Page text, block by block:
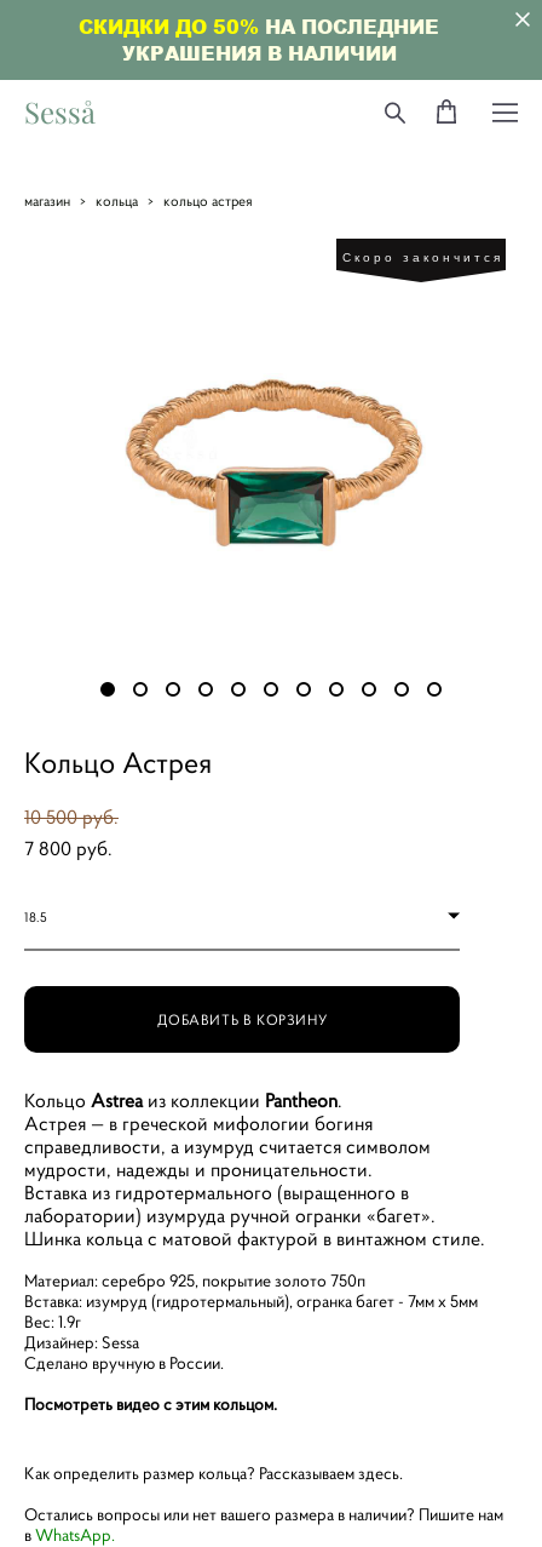
СКИДКИ ДО 50% НА ПОСЛЕДНИЕ
УКРАШЕНИЯ В НАЛИЧИИ
Sesså
магазин > кольца > кольцо астрея
Скоро закончится
Кольцо Астрея
10 500 pуб.
7 800 pуб.
18.5
ДОБАВИТЬ В КОРЗИНУ
Кольцо Astreaиз коллекции Pantheon.
Астрея — в греческой мифологии богиня
справедливости, а изумруд считается символом
мудрости, надежды и проницательности.
Вставка из гидротермального (выращенного в
лаборатории) изумруда ручной огранки «багет».
Шинка кольца с матовой фактурой в винтажном стиле.
Материал: серебро 925, покрытие золото 750п
Вставка: изумруд (гидротермальный), огранка багет - 7мм х 5мм
Вес: 1.9г
Дизайнер: Sessa
Сделано вручную в России.
Посмотреть видео с этим кольцом.
​Как определить размер кольца? Рассказываем здесь.
Остались вопросы или нет вашего размера в наличии? Пишите нам
вWhatsApp.